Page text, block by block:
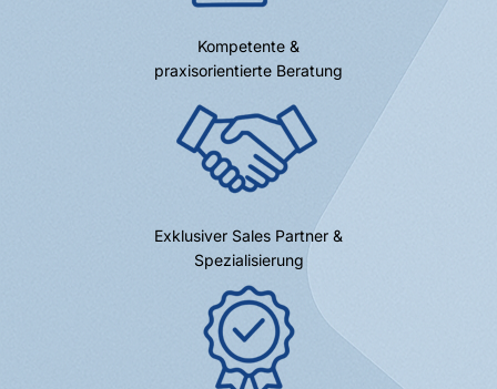
Kompetente &
praxisorientierte Beratung
Exklusiver Sales Partner &
Spezialisierung